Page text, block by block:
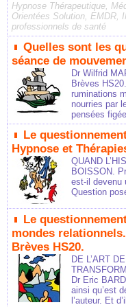
Hypnose Thérapeutique,
Orientées Solution, EMDR,
professionnels de santé
Quelles sont les
séance de
Dr Wilfrid
Brèves
ruminations
nourries par
pensées
Le
Hypnose et
QUAND
BOISSON.
est-il devenu
Question
Le
mondes
Brèves HS20.
DE L’ART
Dr Eric
ainsi qu’est
l’auteur. Et